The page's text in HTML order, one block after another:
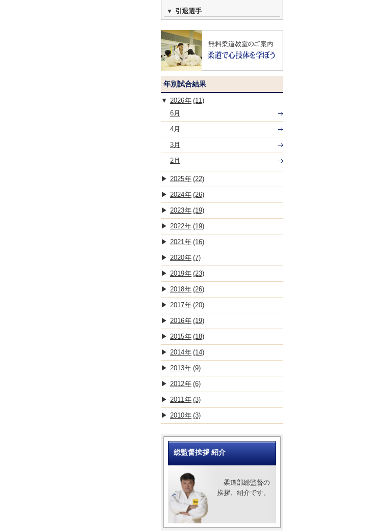
引退選手
年別試合結果
2026
(11)
6月
4月
3月
2月
2025 (22)
2024 (26)
2023 (19)
2022 (19)
2021 (16)
2020 (7)
2019 (23)
2018 (26)
2017 (20)
2016 (19)
2015 (18)
2014 (14)
2013 (9)
2012 (6)
2011 (3)
2010 (3)
総監督挨拶 紹介
柔道部総監督の
挨拶、紹介です。